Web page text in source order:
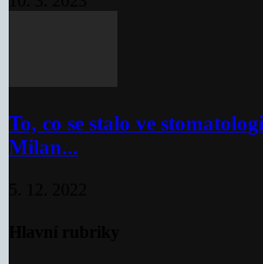
To, co se stalo ve
Milan...